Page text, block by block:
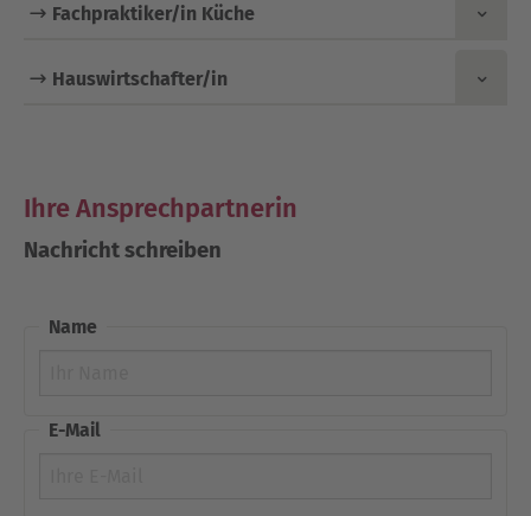
Fachpraktiker/in Küche
Hauswirtschafter/in
Ihre Ansprechpartnerin
Nachricht schreiben
Name
E-Mail